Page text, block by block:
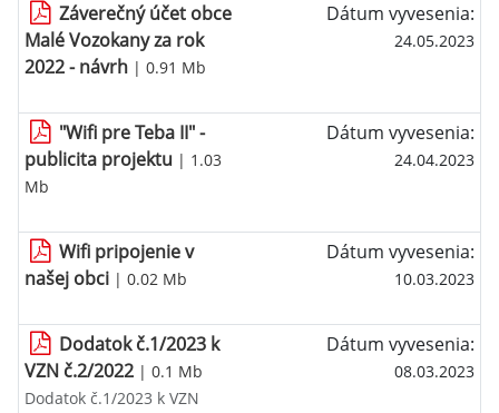
Záverečný účet obce
Malé Vozokany za rok
2022 - návrh | 0.91 Mb
Dátum vyvesenia:
24.05.2023
"Wifi pre Teba II" -
publicita projektu | 1.03
Mb
Dátum vyvesenia:
24.04.2023
Wifi pripojenie v
našej obci | 0.02 Mb
Dátum vyvesenia:
10.03.2023
Dodatok č.1/2023 k
VZN č.2/2022 | 0.1 Mb
Dátum vyvesenia:
08.03.2023
Dodatok č.1/2023 k VZN